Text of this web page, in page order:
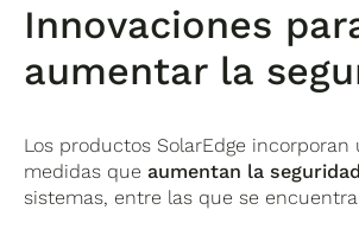
Innovaciones
aumentar la
Los productos SolarEdge incorporan
medidas que aumentan la seguridad
sistemas, entre las que se